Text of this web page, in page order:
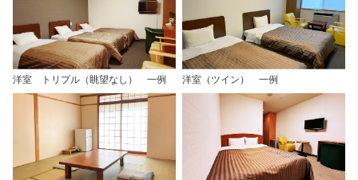
洋室 トリプル（眺望なし） 一例 洋室（ツイン） 一例